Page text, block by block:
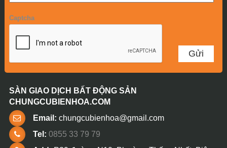
Captcha
SÀN GIAO DỊCH BẤT ĐỘNG SẢN
CHUNGCUBIENHOA.COM
Email: chungcubienhoa@gmail.com
Tel: 0855 33 79 79